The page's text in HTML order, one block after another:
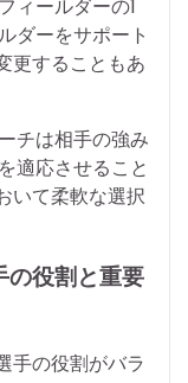
ィールダーの1
ダーをサポート
更することもあ
チは相手の強み
適応させること
いて柔軟な選択
の役割と重要
手の役割がバラ